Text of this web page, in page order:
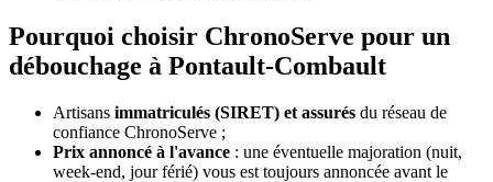
Pourquoi choisir ChronoServe pour un
débouchage à Pontault-Combault
Artisans immatriculés (SIRET) et assurés du réseau de
confiance ChronoServe ;
Prix annoncé à l'avance : une éventuelle majoration (nuit,
week-end, jour férié) vous est toujours annoncée avant le